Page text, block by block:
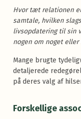
Hvor tæt relationen
samtale, hvilken
livsopdatering til sin
nogen om noget
Mange brugte
detaljerede
på deres valg af
Forskellige